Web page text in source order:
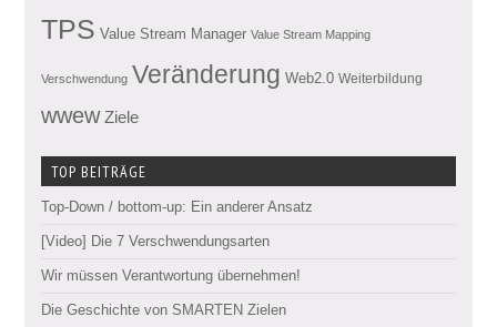
TPS Value Stream Manager Value Stream Mapping
Verschwendung Veränderung Web2.0 Weiterbildung
wwew Ziele
TOP BEITRÄGE
Top-Down / bottom-up: Ein anderer Ansatz
[Video] Die 7 Verschwendungsarten
Wir müssen Verantwortung übernehmen!
Die Geschichte von SMARTEN Zielen